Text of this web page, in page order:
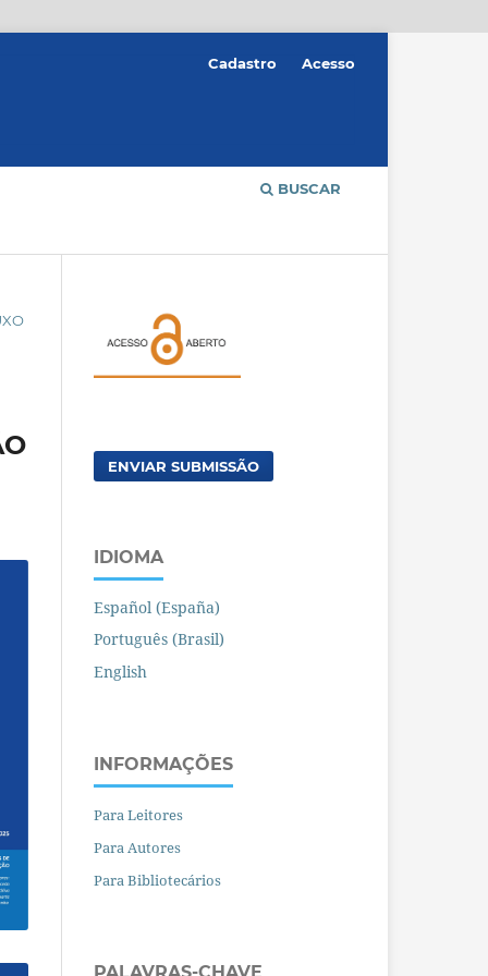
BUSCAR
Cadastro Acesso
ENVIAR SUBMISSÃO
IDIOMA
Español (España)
Português (Brasil)
English
INFORMAÇÕES
Para Leitores
Para Autores
Para Bibliotecários